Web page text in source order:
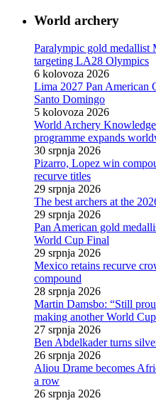
World archery
Paralympic gold medallist
targeting LA28 Olympics
6 kolovoza 2026
Lima 2027 Pan American
Santo Domingo
5 kolovoza 2026
World Archery
programme expands
30 srpnja 2026
Pizarro, Lopez win
recurve titles
29 srpnja 2026
The best archers at the
29 srpnja 2026
Pan American gold
World Cup Final
29 srpnja 2026
Mexico retains recurve
compound
28 srpnja 2026
Martin Damsbo: “Still
making another World
27 srpnja 2026
Ben Abdelkader turns
26 srpnja 2026
Aliou Drame becomes
a row
26 srpnja 2026